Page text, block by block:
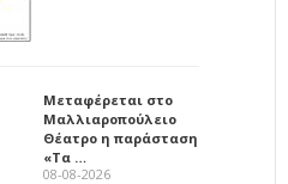
Μεταφέρεται στο
Μαλλιαροπούλειο
Θέατρο η παράσταση
«Τα …
08-08-2026